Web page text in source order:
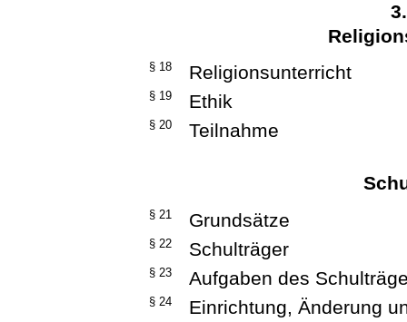
§ 18 Religionsunterricht
§ 19 Ethik
§ 20 Teilnahme
§ 21 Grundsätze
§ 22 Schulträger
§ 23 Aufgaben des
§ 24 Einrichtung, Änderung